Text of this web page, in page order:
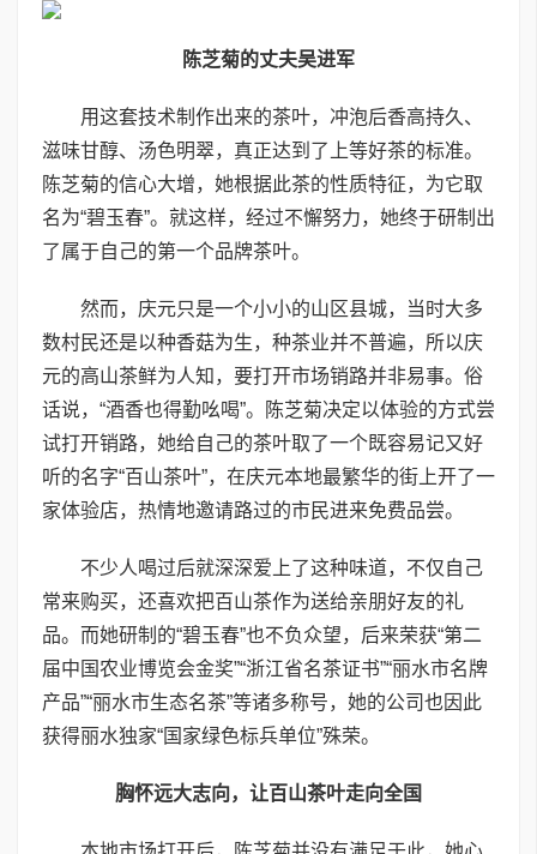
陈芝菊的丈夫吴进军
用这套技术制作出来的茶叶，冲泡后香高持久、
滋味甘醇、汤色明翠，真正达到了上等好茶的标准。
陈芝菊的信心大增，她根据此茶的性质特征，为它取
名为“碧玉春”。就这样，经过不懈努力，她终于研制出
了属于自己的第一个品牌茶叶。
然而，庆元只是一个小小的山区县城，当时大多
数村民还是以种香菇为生，种茶业并不普遍，所以庆
元的高山茶鲜为人知，要打开市场销路并非易事。俗
话说，“酒香也得勤吆喝”。陈芝菊决定以体验的方式尝
试打开销路，她给自己的茶叶取了一个既容易记又好
听的名字“百山茶叶”，在庆元本地最繁华的街上开了一
家体验店，热情地邀请路过的市民进来免费品尝。
不少人喝过后就深深爱上了这种味道，不仅自己
常来购买，还喜欢把百山茶作为送给亲朋好友的礼
品。而她研制的“碧玉春”也不负众望，后来荣获“第二
届中国农业博览会金奖”“浙江省名茶证书”“丽水市名牌
产品”“丽水市生态名茶”等诸多称号，她的公司也因此
获得丽水独家“国家绿色标兵单位”殊荣。
胸怀远大志向，让百山茶叶走向全国